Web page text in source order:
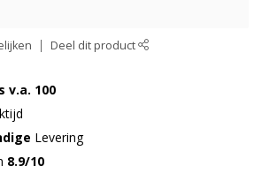
Deel dit product
v.a. 100
Levering
8.9/10